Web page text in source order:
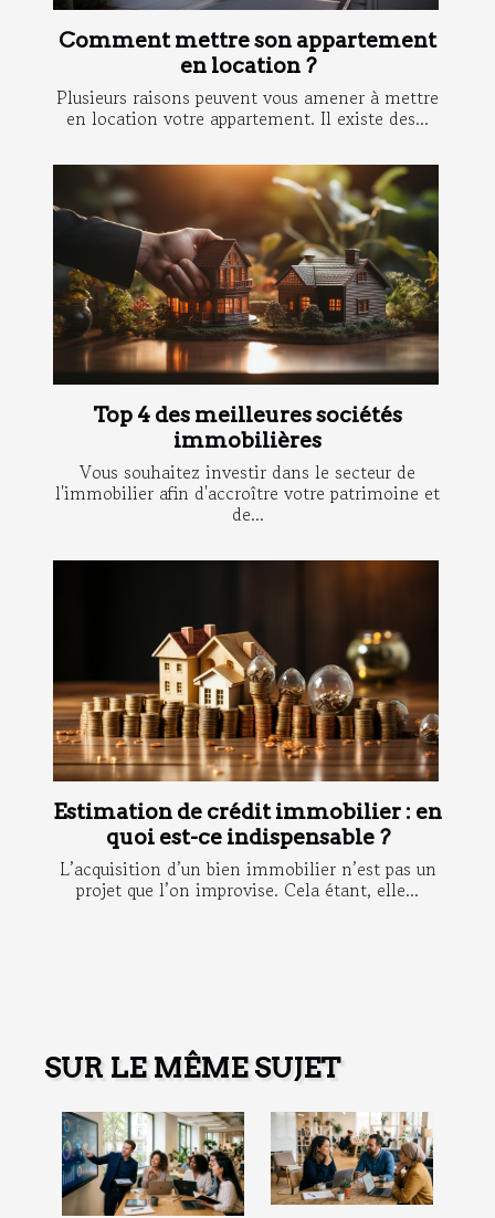
Comment mettre son appartement
en location ?
Plusieurs raisons peuvent vous amener à mettre
en location votre appartement. Il existe des...
Top 4 des meilleures sociétés
immobilières
Vous souhaitez investir dans le secteur de
l'immobilier afin d'accroître votre patrimoine et
de...
Estimation de crédit immobilier : en
quoi est-ce indispensable ?
L’acquisition d’un bien immobilier n’est pas un
projet que l’on improvise. Cela étant, elle...
SUR LE MÊME SUJET